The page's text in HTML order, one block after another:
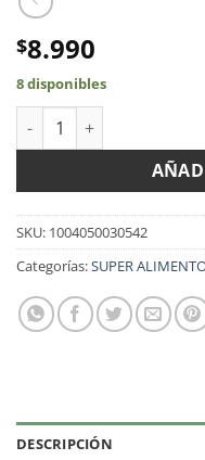
$8.990
8 disponibles
Aloe Vera Gel Hierbas
SKU: 1004050030542
Categorías:SUPER
DESCRIPCIÓN